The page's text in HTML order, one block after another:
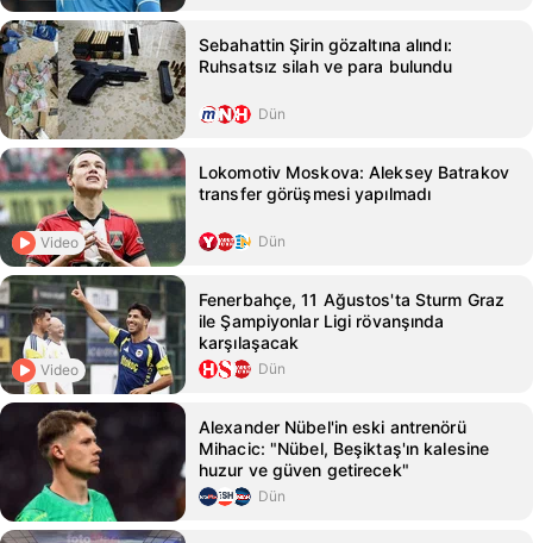
Sebahattin Şirin gözaltına alındı:
Ruhsatsız silah ve para bulundu
Dün
Video
Lokomotiv Moskova: Aleksey Batrakov
transfer görüşmesi yapılmadı
Dün
Video
Fenerbahçe, 11 Ağustos'ta Sturm Graz
ile Şampiyonlar Ligi rövanşında
karşılaşacak
Dün
Alexander Nübel'in eski antrenörü
Mihacic: "Nübel, Beşiktaş'ın kalesine
huzur ve güven getirecek"
Dün